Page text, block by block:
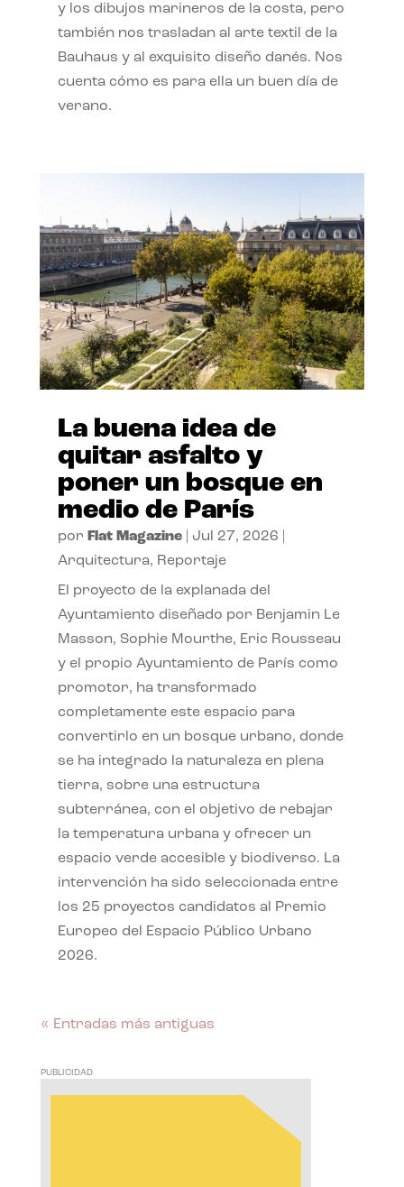
y los dibujos marineros de la costa, pero
también nos trasladan al arte textil de la
Bauhaus y al exquisito diseño danés. Nos
cuenta cómo es para ella un buen día de
verano.
La buena idea de
quitar asfalto y
poner un bosque en
medio de París
por Flat Magazine| Jul 27, 2026
Arquitectura, Reportaje
El proyecto de la explanada del
Ayuntamiento diseñado por Benjamin Le
Masson, Sophie Mourthe, Eric Rousseau
y el propio Ayuntamiento de París como
promotor, ha transformado
completamente este espacio para
convertirlo en un bosque urbano, donde
se ha integrado la naturaleza en plena
tierra, sobre una estructura
subterránea, con el objetivo de rebajar
la temperatura urbana y ofrecer un
espacio verde accesible y biodiverso. La
intervención ha sido seleccionada entre
los 25 proyectos candidatos al Premio
Europeo del Espacio Público Urbano
2026.
« Entradas más antiguas
PUBLICIDAD